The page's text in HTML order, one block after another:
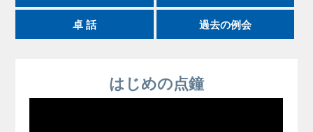
卓 話 過去の例会
はじめの点鐘